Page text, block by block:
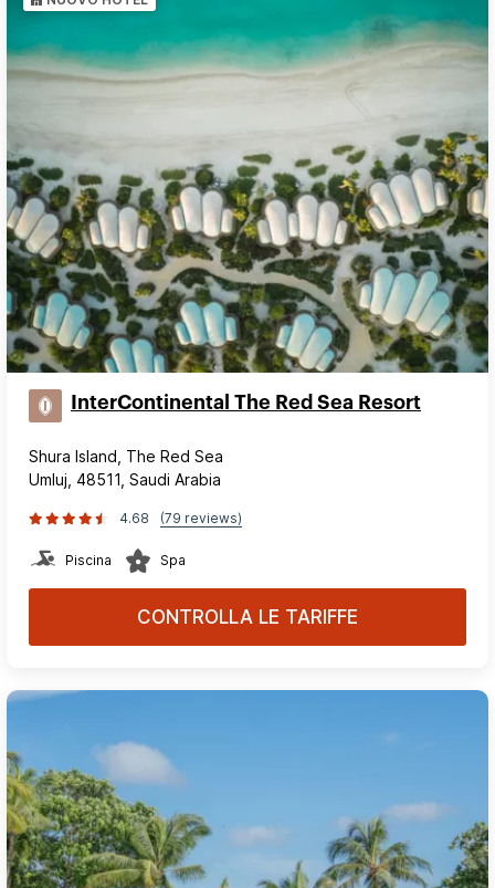
InterContinental The Red Sea Resort
Shura Island, The Red Sea
Umluj, 48511, Saudi Arabia
4.68 (79 reviews)
Piscina Spa
CONTROLLA LE TARIFFE